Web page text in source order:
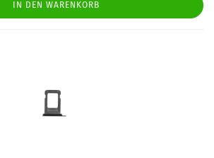
IN DEN WARENKORB